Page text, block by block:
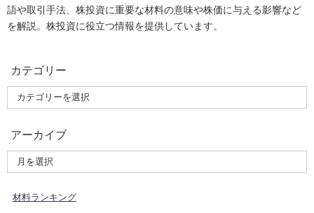
語や取引手法、株投資に重要な材料の意味や株価に与える影響など
を解説。株投資に役立つ情報を提供しています。
カテゴリー
アーカイブ
材料ランキング